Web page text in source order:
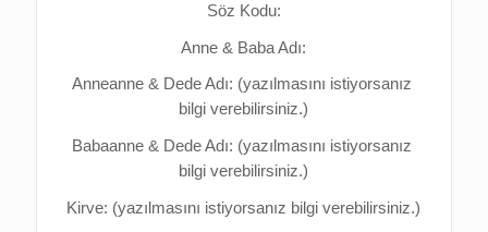
Söz Kodu:
Anne & Baba Adı:
Anneanne & Dede Adı: (yazılmasını istiyorsanız
bilgi verebilirsiniz.)
Babaanne & Dede Adı: (yazılmasını istiyorsanız
bilgi verebilirsiniz.)
Kirve: (yazılmasını istiyorsanız bilgi verebilirsiniz.)